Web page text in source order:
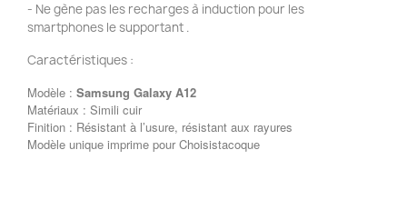
- Ne gène pas les recharges à induction pour les
smartphones le supportant .
Caractéristiques :
Modèle : Samsung Galaxy A12
Matériaux : Simili cuir
Finition : Résistant à l’usure, résistant aux rayures
Modèle unique imprime pour Choisistacoque